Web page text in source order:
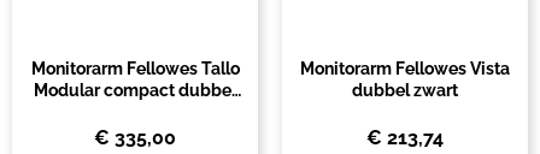
Monitorarm Fellowes Tallo
Modular compact dubbel
€ 335,00
Monitorarm Fellowes Vista
dubbel zwart
€ 213,74